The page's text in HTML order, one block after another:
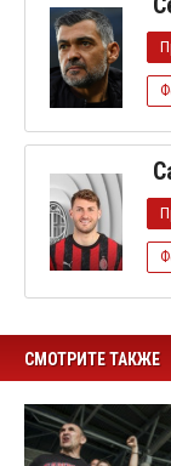
СМОТРИТЕ ТАКЖЕ